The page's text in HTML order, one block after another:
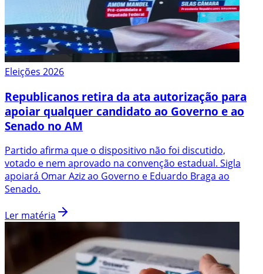
Eleições 2026
Republicanos retira da ata autorização para
apoiar qualquer candidato ao Governo e ao
Senado no AM
Partido afirma que o dispositivo não foi discutido,
votado e nem aprovado na convenção estadual. Sigla
apoiará Omar Aziz ao Governo e Eduardo Braga ao
Senado.
Ler matéria